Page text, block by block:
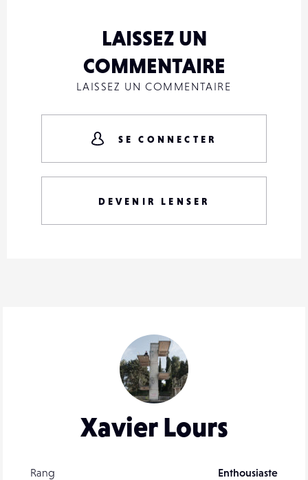
Xavier Lours
Rang
Enthousiaste
LAISSEZ UN
COMMENTAIRE
LAISSEZ UN COMMENTAIRE
SE CONNECTER
DEVENIR LENSER